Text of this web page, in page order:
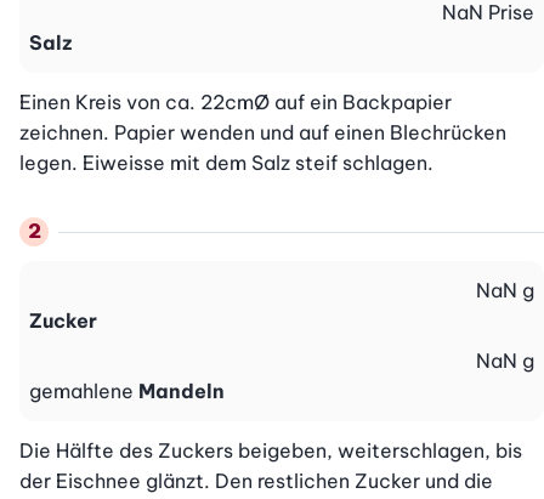
Salz
NaN Prise
Einen Kreis von ca. 22cmØ auf ein Backpapier
zeichnen. Papier wenden und auf einen Blechrücken
legen. Eiweisse mit dem Salz steif schlagen.
Zucker
NaN g
gemahlene Mandeln
NaN g
Die Hälfte des Zuckers beigeben, weiterschlagen, bis
der Eischnee glänzt. Den restlichen Zucker und die